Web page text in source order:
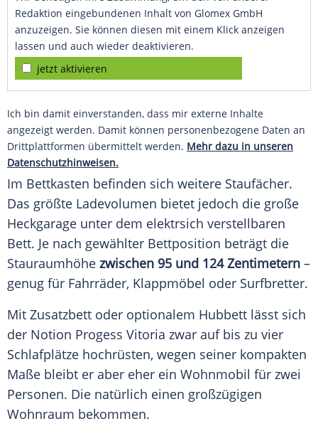
Redaktion eingebundenen Inhalt von Glomex GmbH
anzuzeigen. Sie können diesen mit einem Klick anzeigen
lassen und auch wieder deaktivieren.
jetzt aktivieren
Ich bin damit einverstanden, dass mir externe Inhalte
angezeigt werden. Damit können personenbezogene Daten an
Drittplattformen übermittelt werden. Mehr dazu in unseren
Datenschutzhinweisen.
Im Bettkasten befinden sich weitere Staufächer.
Das größte Ladevolumen bietet jedoch die große
Heckgarage unter dem elektrsich verstellbaren
Bett. Je nach gewählter Bettposition beträgt die
Stauraumhöhe zwischen 95 und 124 Zentimetern –
genug für Fahrräder, Klappmöbel oder Surfbretter.
Mit Zusatzbett oder optionalem Hubbett lässt sich
der Notion Progess Vitoria zwar auf bis zu vier
Schlafplätze hochrüsten, wegen seiner kompakten
Maße bleibt er aber eher ein Wohnmobil für zwei
Personen. Die natürlich einen großzügigen
Wohnraum bekommen.